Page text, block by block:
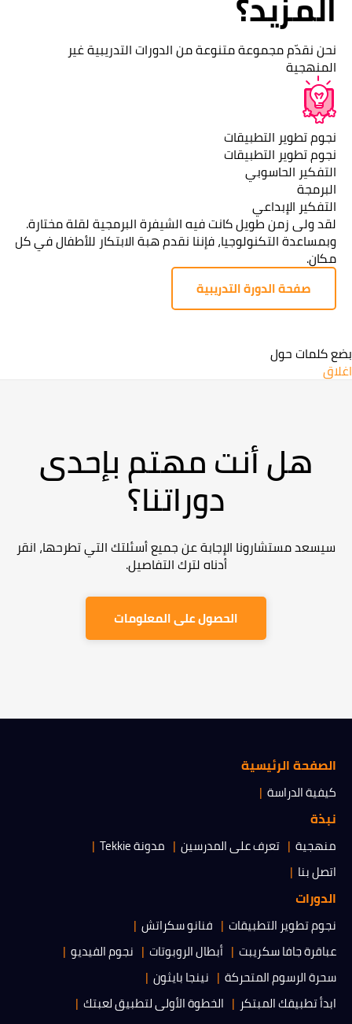
نحن نقدّم مجموعة متنوعة من الدورات التدريبية غير
المنهجية
نجوم تطوير التطبيقات
نجوم تطوير التطبيقات
التفكير الحاسوبي
البرمجة
التفكير الإبداعي
لقد ولى زمن طويل كانت فيه الشيفرة البرمجية لقلة مختارة.
وبمساعدة التكنولوجيا، فإننا نقدم هبة الابتكار للأطفال في كل
مكان.
صفحة الدورة التدريبية
بضع كلمات حول
اغلاق
هل أنت مهتم بإحدى
دوراتنا؟
سيسعد مستشارونا الإجابة عن جميع أسئلتك التي تطرحها، انقر
أدناه لترك التفاصيل.
الحصول على المعلومات
الصفحة الرئيسية
كيفية الدراسة
نبذة
منهجية تعرف على المدرسين
مدونة Tekkie
اتصل بنا
الدورات
نجوم تطوير التطبيقات
فنانو سكراتش
عباقرة جافا سكريبت
أبطال الروبوتات
نجوم الفيديو
سحرة الرسوم المتحركة
نينجا بايثون
ابدأ تطبيقك المبتكر
الخطوة الأولى لتطبيق لعبتك